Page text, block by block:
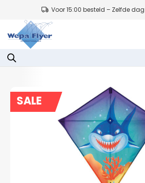
Voor 15:00 besteld – Zelfde
SALE